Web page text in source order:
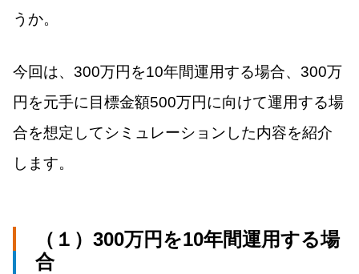
うか。
今回は、300万円を10年間運用する場合、300万
円を元手に目標金額500万円に向けて運用する場
合を想定してシミュレーションした内容を紹介
します。
（１）300万円を10年間運用する場
合